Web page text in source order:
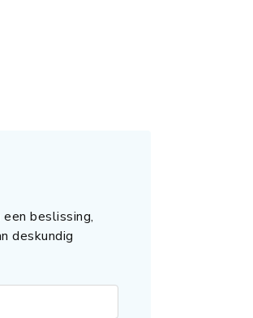
beslissing,
deskundig